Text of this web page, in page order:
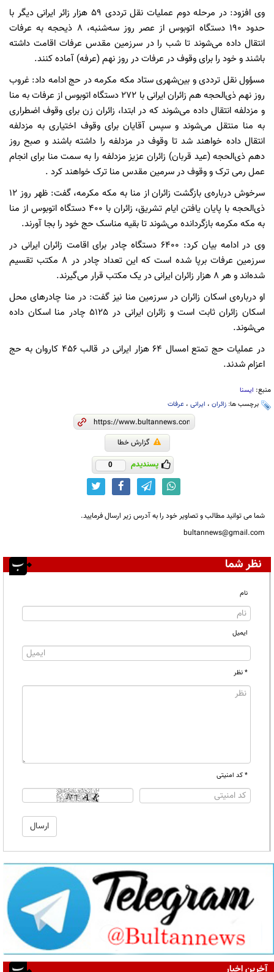
وی افزود: در مرحله دوم عملیات نقل ترددی 59 هزار زائر ایرانی دیگر با
حدود 190 دستگاه اتوبوس از عصر روز سه‌شنبه، 8 ذیحجه به عرفات
انتقال داده می‌شوند تا شب را در سرزمین مقدس عرفات اقامت داشته
باشند و خود را برای وقوف در عرفات در روز نهم (عرفه) آماده کنند.
مسؤول نقل ترددی و بین‌شهری ستاد مکه مکرمه در حج ادامه داد: غروب
روز نهم ذی‌الحجه هم زائران ایرانی با 272 دستگاه اتوبوس از عرفات به منا
و مزدلفه انتقال داده می‌شوند که در ابتدا، زائران زن برای وقوف اضطراری
به منا منتقل می‌شوند و سپس آقایان برای وقوف اختیاری به مزدلفه
انتقال داده خواهند شد تا وقوف در مزدلفه را داشته باشند و صبح روز
دهم ذی‌الحجه (عید قربان) زائران عزیز مزدلفه را به سمت منا برای انجام
عمل رمی ترک و وقوف در سرمین مقدس منا ترک خواهند کرد .
سرخوش درباره‌ی بازگشت زائران از منا به مکه مکرمه، گفت: ظهر روز 12
ذی‌الحجه با پایان یافتن ایام تشریق، زائران با 400 دستگاه اتوبوس از منا
به مکه مکرمه بازگردانده می‌شوند تا بقیه مناسک حج خود را بجا آورند.
وی در ادامه بیان کرد: 6400 دستگاه چادر برای اقامت زائران ایرانی در
سرزمین عرفات برپا شده است که این تعداد چادر در 8 مکتب تقسیم
شده‌اند و هر 8 هزار زائران ایرانی در یک مکتب قرار می‌گیرند.
او درباره‌ی اسکان زائران در سرزمین منا نیز گفت: در منا چادرهای محل
اسکان زائران ثابت است و زائران ایرانی در 5125 چادر منا اسکان داده
می‌شوند.
در عملیات حج تمتع امسال 64 هزار ایرانی در قالب 456 کاروان به حج
اعزام شدند.
منبع: ایسنا
برچسب ها: زائران ، ایرانی ، عرفات
گزارش خطا
پسندیدم 0
شما می توانید مطالب و تصاویر خود را به آدرس زیر ارسال فرمایید.
bultannews@gmail.com
نظر شما
نام
ایمیل
* نظر
* کد امنیتی